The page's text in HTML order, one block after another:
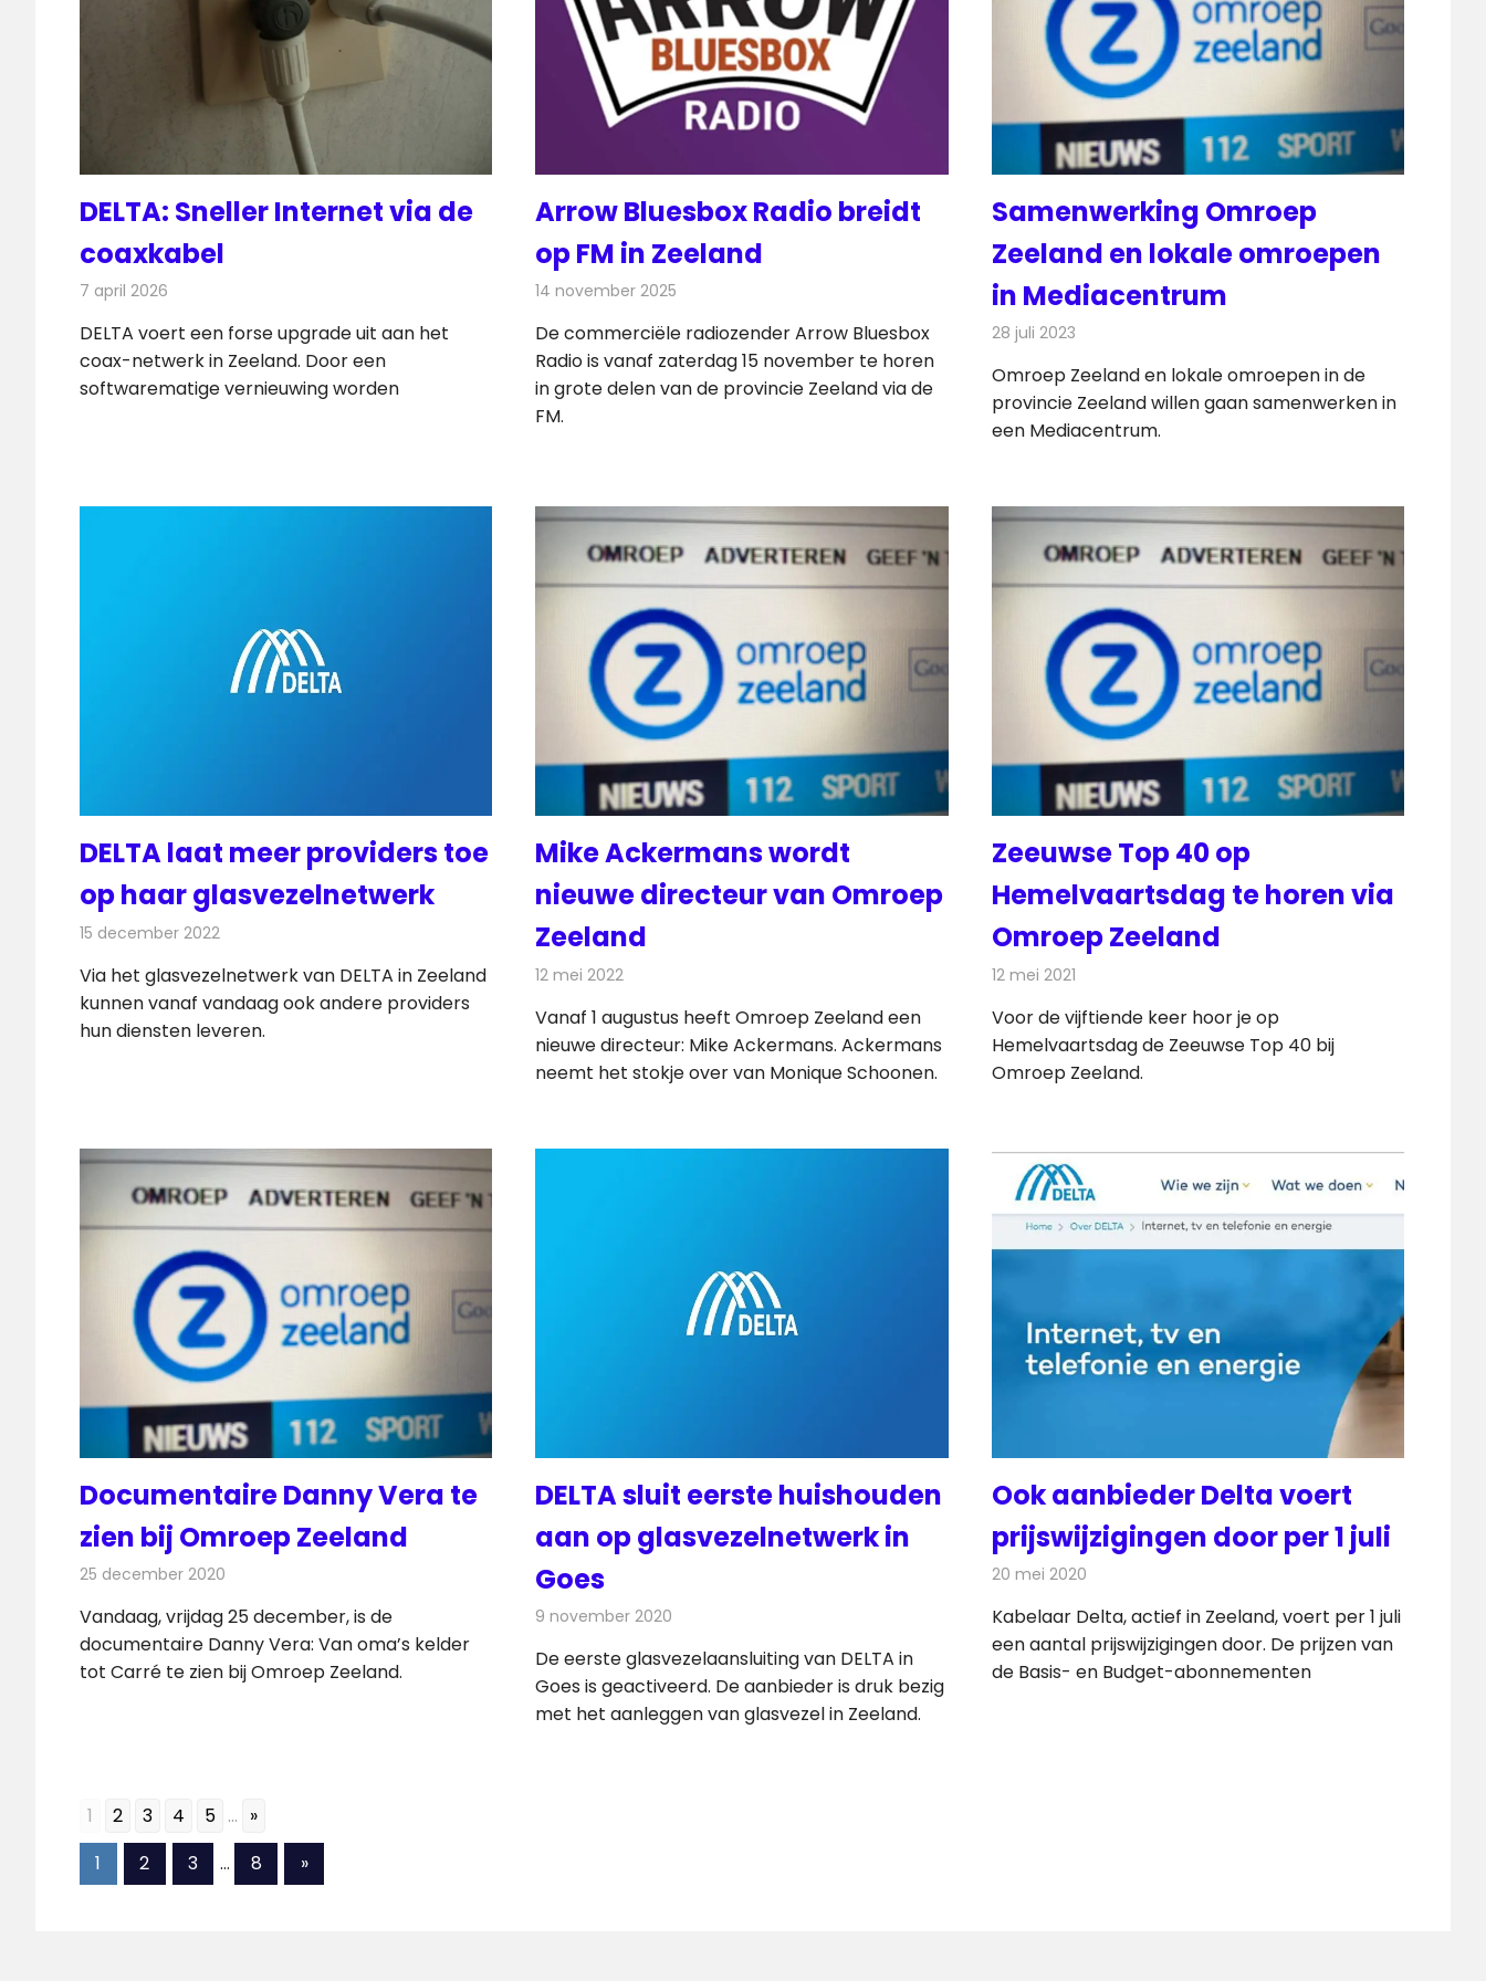
DELTA: Sneller Internet via de
coaxkabel
7 april 2026
DELTA voert een forse upgrade uit aan het
coax-netwerk in Zeeland. Door een
softwarematige vernieuwing worden
Arrow Bluesbox Radio breidt
op FM in Zeeland
14 november 2025
De commerciële radiozender Arrow Bluesbox
Radio is vanaf zaterdag 15 november te horen
in grote delen van de provincie Zeeland via de
FM.
Samenwerking Omroep
Zeeland en lokale omroepen
in Mediacentrum
28 juli 2023
Omroep Zeeland en lokale omroepen in de
provincie Zeeland willen gaan samenwerken in
een Mediacentrum.
DELTA laat meer providers toe
op haar glasvezelnetwerk
15 december 2022
Via het glasvezelnetwerk van DELTA in Zeeland
kunnen vanaf vandaag ook andere providers
hun diensten leveren.
Mike Ackermans wordt
nieuwe directeur van Omroep
Zeeland
12 mei 2022
Vanaf 1 augustus heeft Omroep Zeeland een
nieuwe directeur: Mike Ackermans. Ackermans
neemt het stokje over van Monique Schoonen.
Zeeuwse Top 40 op
Hemelvaartsdag te horen via
Omroep Zeeland
12 mei 2021
Voor de vijftiende keer hoor je op
Hemelvaartsdag de Zeeuwse Top 40 bij
Omroep Zeeland.
Documentaire Danny Vera te
zien bij Omroep Zeeland
25 december 2020
Vandaag, vrijdag 25 december, is de
documentaire Danny Vera: Van oma’s kelder
tot Carré te zien bij Omroep Zeeland.
DELTA sluit eerste huishouden
aan op glasvezelnetwerk in
Goes
9 november 2020
De eerste glasvezelaansluiting van DELTA in
Goes is geactiveerd. De aanbieder is druk bezig
met het aanleggen van glasvezel in Zeeland.
Ook aanbieder Delta voert
prijswijzigingen door per 1 juli
20 mei 2020
Kabelaar Delta, actief in Zeeland, voert per 1 juli
een aantal prijswijzigingen door. De prijzen van
de Basis- en Budget-abonnementen
1 2 3 4 5 ... »
Berichten
1 2 3 … 8
Volgende
berichten
»